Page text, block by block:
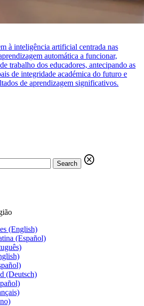
à inteligência artificial centrada nas
automática a funcionar,
trabalho dos educadores, antecipando as
de integridade académica do futuro e
de aprendizagem significativos.
Search
cancel
(English)
(Español)
(Deutsch)